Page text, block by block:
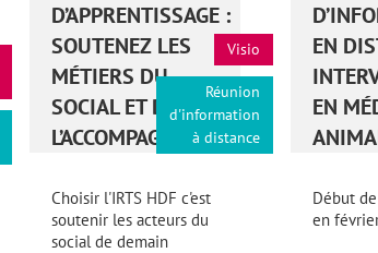
D’APPRENTISSAGE :
SOUTENEZ LES
MÉTIERS DU
SOCIAL ET DE
L’ACCOMPAGNEMENT
Choisir l'IRTS HDF c'est
soutenir les acteurs du
social de demain
Visio
Réunion
d'information
à distance
EN
EN
Début
en